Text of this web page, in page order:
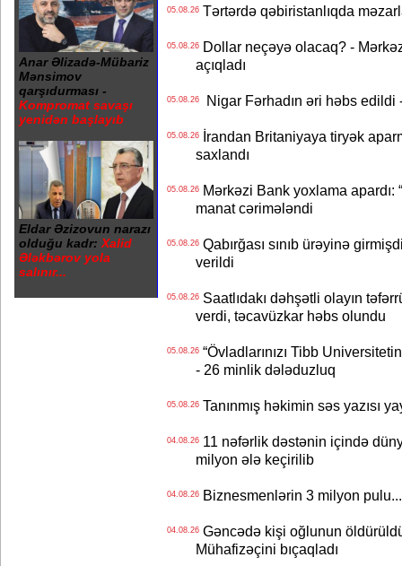
Anar Əlizadə-Mübariz
Mənsimov
qarşıdurması -
Kompromat savaşı
yenidən başlayıb
Eldar Əzizovun narazı
olduğu kadr: Xalid
Ələkbərov yola
salınır...
05.08.26Tərtərdə qəbiristanlıqda
05.08.26Dollar neçəyə olacaq? -
açıqladı
05.08.26Nigar Fərhadın əri həbs edildi
05.08.26İrandan Britaniyaya tiryək
saxlandı
05.08.26Mərkəzi Bank yoxlama apardı:
manat cərimələndi
05.08.26Qabırğası sınıb ürəyinə
verildi
05.08.26Saatlıdakı dəhşətli olayın
verdi, təcavüzkar həbs olundu
05.08.26“Övladlarınızı Tibb
- 26 minlik dələduzluq
05.08.26Tanınmış həkimin səs yazısı
04.08.2611 nəfərlik dəstənin içində
milyon ələ keçirilib
04.08.26Biznesmenlərin 3 milyon
04.08.26Gəncədə kişi oğlunun
Mühafizəçini bıçaqladı